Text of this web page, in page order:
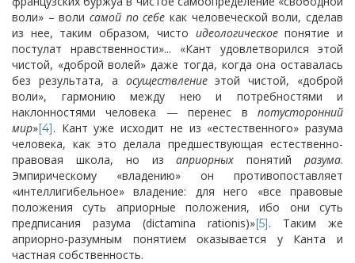
воли» – воли самой по себе как человеческой воли, сделав
из нее, таким образом, чисто идеологическоепонятие и
постулат нравственности»... «Кант удовлетворился этой
чистой, «доброй волей» даже тогда, когда она оставалась
без результата, а осуществлениеэтой чистой, «доброй
воли», гармонию между нею и потребностями и
наклонностями человека — перенес в потусторонний
мир»[4]. Кант уже исходит не из «естественного» разума
человека, как это делала предшествующая естественно-
правовая школа, но изаприорных понятийразума.
Эмпирическому «владению» он противопоставляет
«интеллигибельное» владение: для него «все правовые
положения суть априорные положения, ибо они суть
предписания разума (dictamina rationis)»[5]. Таким же
априорно-разумным понятием оказывается у Канта и
частная собственность.